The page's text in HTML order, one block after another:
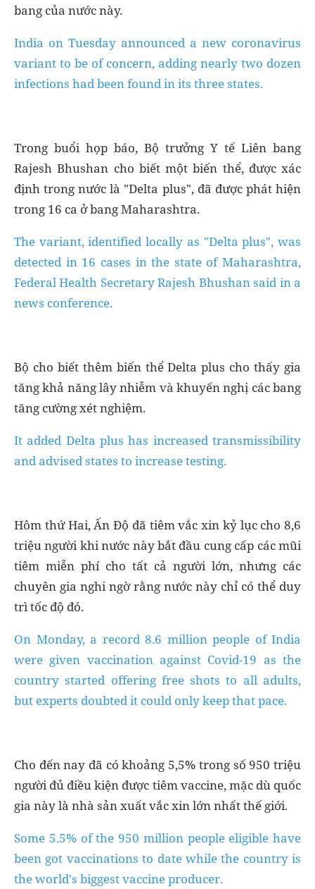
bang của nước này.
India on Tuesday announced a new coronavirus
variant to be of concern, adding nearly two dozen
infections had been found in its three states.
Trong buổi họp báo, Bộ trưởng Y tế Liên bang
Rajesh Bhushan cho biết một biến thể, được xác
định trong nước là "Delta plus", đã được phát hiện
trong 16 ca ở bang Maharashtra.
The variant, identified locally as "Delta plus", was
detected in 16 cases in the state of Maharashtra,
Federal Health Secretary Rajesh Bhushan said in a
news conference.
Bộ cho biết thêm biến thể Delta plus cho thấy gia
tăng khả năng lây nhiễm và khuyến nghị các bang
tăng cường xét nghiệm.
It added Delta plus has increased transmissibility
and advised states to increase testing.
Hôm thứ Hai, Ấn Độ đã tiêm vắc xin kỷ lục cho 8,6
triệu người khi nước này bắt đầu cung cấp các mũi
tiêm miễn phí cho tất cả người lớn, nhưng các
chuyên gia nghi ngờ rằng nước này chỉ có thể duy
trì tốc độ đó.
On Monday, a record 8.6 million people of India
were given vaccination against Covid-19 as the
country started offering free shots to all adults,
but experts doubted it could only keep that pace.
Cho đến nay đã có khoảng 5,5% trong số 950 triệu
người đủ điều kiện được tiêm vaccine, mặc dù quốc
gia này là nhà sản xuất vắc xin lớn nhất thế giới.
Some 5.5% of the 950 million people eligible have
been got vaccinations to date while the country is
the world's biggest vaccine producer.